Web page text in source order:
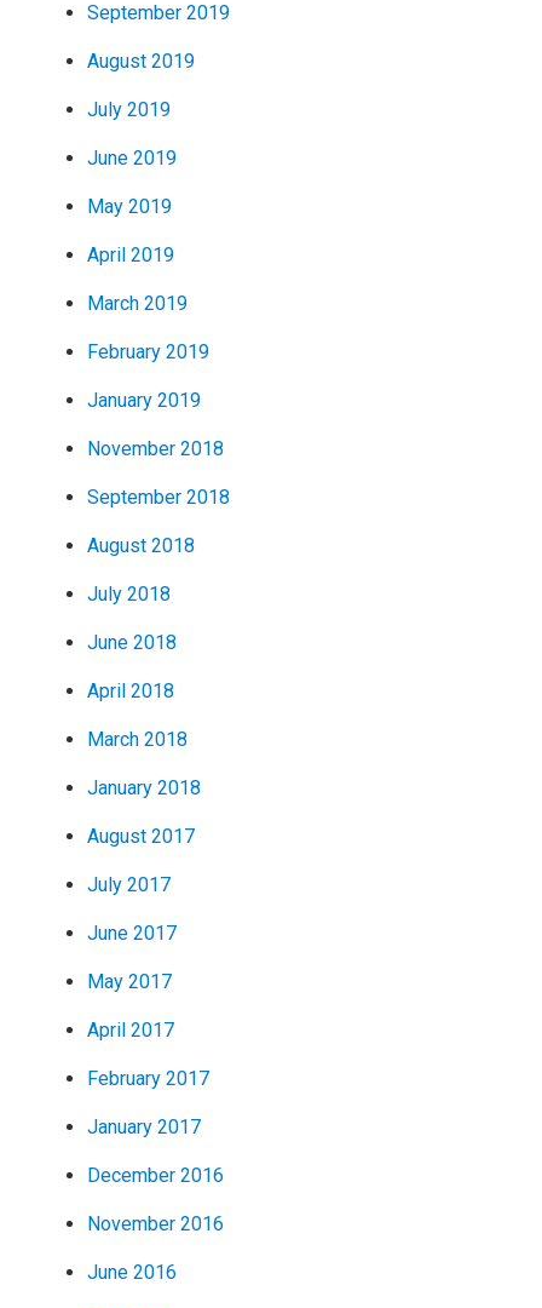
September 2019
August 2019
July 2019
June 2019
May 2019
April 2019
March 2019
February 2019
January 2019
November 2018
September 2018
August 2018
July 2018
June 2018
April 2018
March 2018
January 2018
August 2017
July 2017
June 2017
May 2017
April 2017
February 2017
January 2017
December 2016
November 2016
June 2016